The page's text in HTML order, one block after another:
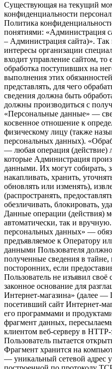
Существующая на текущий
конфиденциальности
Политика
понятиями: «Администрация
– Администрация сайта)».
интересы организации
входит управление сайтом, то
обработка поступивших на
выполнения этих
представлять, для чего
сведения должна быть
должны производиться с
«Персональные данные» —
косвенное отношение к
физическому лицу (также
персональных данных).
— любая операция (действие)
которые Администрация
данными. Их могут собирать,
накапливать, хранить,
обновлять или изменять),
(распространять,
обезличивать, блокировать,
Данные операции (действия)
автоматически, так и
персональных данных» —
предъявляемое к Оператору
данными Пользователя
полученные сведения в
посторонних, если
Пользователь не изъявил своё
законное основание для
Интернет-магазина» (далее —
посетивший сайт Интернет-
его программами и
фрагмент данных,
клиентом веб-серверу в HTTP-
Пользователь пытается
Фрагмент хранится на
— уникальный сетевой адрес